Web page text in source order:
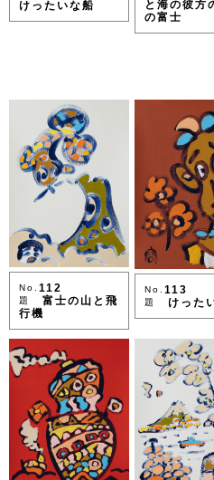
けったいな船
と海の彼方
の富士
No. 112
題
富士の山と飛
行機
No. 113
題 けった